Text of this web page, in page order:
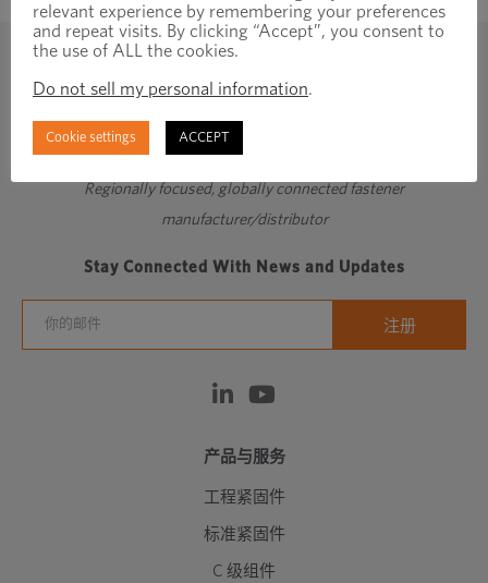
Regionally focused, globally connected fastener
manufacturer/distributor
Stay Connected With News and Updates
产品与服务
工程紧固件
标准紧固件
C 级组件
relevant experience by remembering your preferences
and repeat visits. By clicking “Accept”, you consent to
the use of ALL the cookies.
Do not sell my personal information.
Cookie settings ACCEPT